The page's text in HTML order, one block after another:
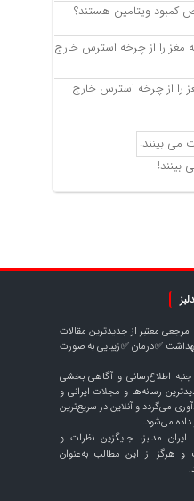
کمبود ویتامین هستند؟
را از چرخه استرس خارج
بینند!
معتبر از جدیدترین مقالات
✅درمان ✅زیبایی به صورت
اطلاع‌رسانی و آگاهی بخشی
رسانه‌ها و مجلات ایرانی و
می‌گردد و آنلاین در سریع‌ترین
داده می‌شود.
مدلبز، جایگزین نظرات و
هرگز از این مطالب به‌عنوان